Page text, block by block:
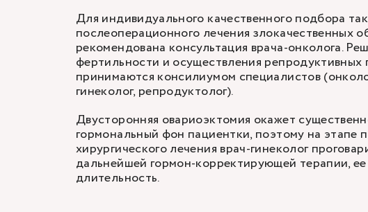
Для индивидуального качественного подбора
послеоперационного лечения злокачественных
рекомендована консультация врача-онколога.
фертильности и осуществления репродуктивных
принимаются консилиумом специалистов
гинеколог, репродуктолог).
Двусторонняя овариоэктомия окажет
гормональный фон пациентки, поэтому на этапе
хирургического лечения врач-гинеколог
дальнейшей гормон-корректирующей терапии,
длительность.